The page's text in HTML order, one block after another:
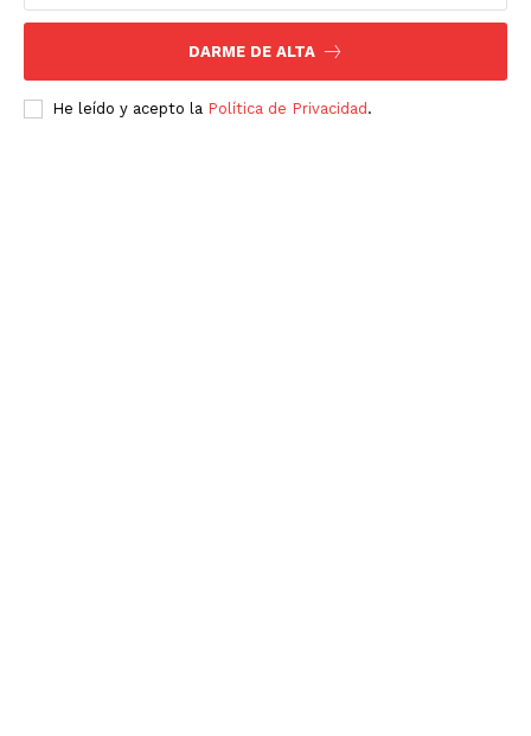
DARME DE ALTA
He leído y acepto la Política de Privacidad .